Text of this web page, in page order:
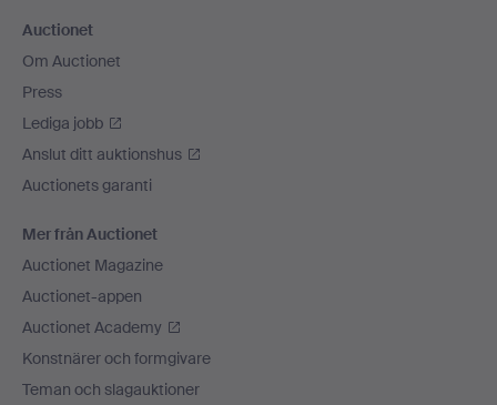
Auctionet
Om Auctionet
Press
Lediga jobb
Anslut ditt auktionshus
Auctionets garanti
Mer från Auctionet
Auctionet Magazine
Auctionet-appen
Auctionet Academy
Konstnärer och formgivare
Teman och slagauktioner